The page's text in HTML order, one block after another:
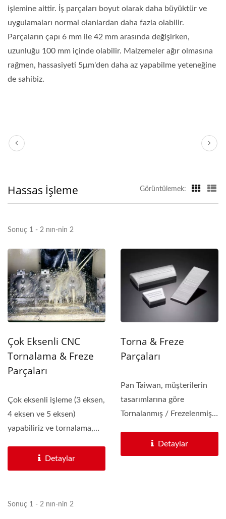
işlemine aittir. İş parçaları boyut olarak daha büyüktür ve
uygulamaları normal olanlardan daha fazla olabilir.
Parçaların çapı 6 mm ile 42 mm arasında değişirken,
uzunluğu 100 mm içinde olabilir. Malzemeler ağır olmasına
rağmen, hassasiyeti 5μm'den daha az yapabilme yeteneğine
de sahibiz.
Hassas İşleme Görüntülemek:
Sonuç 1 - 2 nın-nin 2
Çok Eksenli CNC
Tornalama & Freze
Parçaları
Çok eksenli işleme (3 eksen,
4 eksen ve 5 eksen)
yapabiliriz ve tornalama,
Detaylar
Torna & Freze
Parçaları
Pan Taiwan, müşterilerin
tasarımlarına göre
Tornalanmış / Frezelenmiş
Detaylar
Sonuç 1 - 2 nın-nin 2